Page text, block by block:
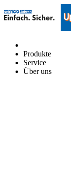
Produkte
Service
Über uns